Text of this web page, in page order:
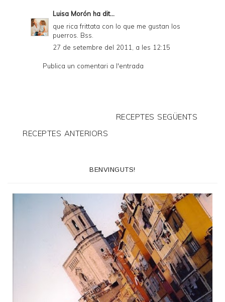
Luisa Morón ha dit...
que rica frittata con lo que me gustan los
puerros. Bss.
27 de setembre del 2011, a les 12:15
Publica un comentari a l'entrada
RECEPTES SEGÜENTS
RECEPTES ANTERIORS
BENVINGUTS!